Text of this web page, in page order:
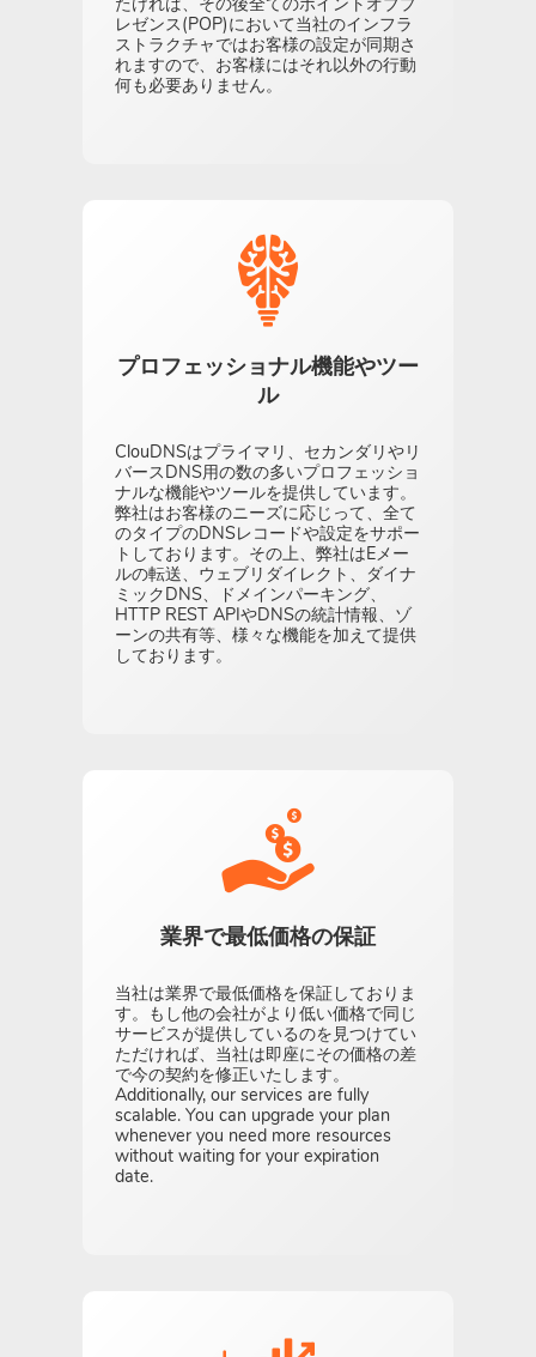
レゼンス(POP)において当社のインフラ
ストラクチャではお客様の設定が同期さ
れますので、お客様にはそれ以外の行動
何も必要ありません。
プロフェッショナル機能やツー
ル
ClouDNSはプライマリ、セカンダリやリ
バースDNS用の数の多いプロフェッショ
ナルな機能やツールを提供しています。
弊社はお客様のニーズに応じって、全て
のタイプのDNSレコードや設定をサポー
トしております。その上、弊社はEメー
ルの転送、ウェブリダイレクト、ダイナ
ミックDNS、ドメインパーキング、
HTTP REST APIやDNSの統計情報、ゾ
ーンの共有等、様々な機能を加えて提供
しております。
業界で最低価格の保証
当社は業界で最低価格を保証しておりま
す。もし他の会社がより低い価格で同じ
サービスが提供しているのを見つけてい
ただければ、当社は即座にその価格の差
で今の契約を修正いたします。
Additionally, our services are fully
scalable. You can upgrade your plan
whenever you need more resources
without waiting for your expiration
date.